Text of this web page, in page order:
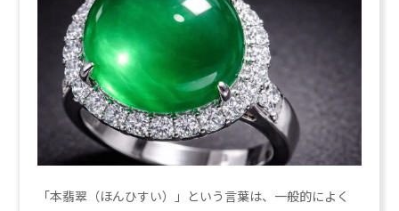
「本翡翠（ほんひすい）」という言葉は、一般的によく